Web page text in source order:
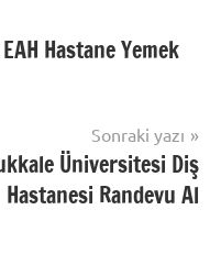
Hastane Yemek
Sonraki yazı
Üniversitesi Diş
Hastanesi Randevu Al